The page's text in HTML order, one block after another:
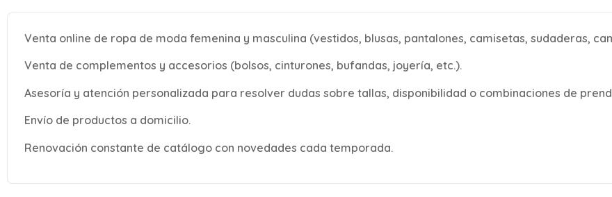
Venta online de ropa de moda femenina y masculina (vestidos, blusas, pantalones, camisetas, sudaderas,
Venta de complementos y accesorios (bolsos, cinturones, bufandas, joyería, etc.).
Asesoría y atención personalizada para resolver dudas sobre tallas, disponibilidad o combinaciones de
Envío de productos a domicilio.
Renovación constante de catálogo con novedades cada temporada.